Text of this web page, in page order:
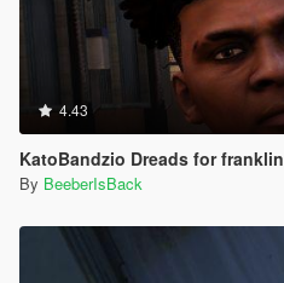
4.43
KatoBandzio Dreads for franklin
By BeeberIsBack